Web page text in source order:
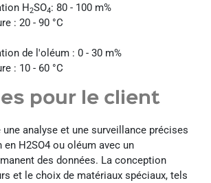
H2SO4: 80 - 100 m%
: 20 - 90 °C
de l'oléum : 0 - 30 m%
: 10 - 60 °C
pour le client
une analyse et une surveillance précises
H2SO4 ou oléum avec un
des données. La conception
et le choix de matériaux spéciaux, tels